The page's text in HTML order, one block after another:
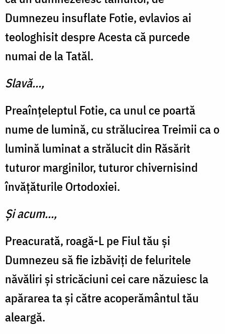
Dumnezeu insuflate Fotie, evlavios ai
teologhisit despre Acesta că purcede
numai de la Tatăl.
Slavă...,
Preaînțeleptul Fotie, ca unul ce poartă
nume de lumină, cu strălucirea Treimii ca o
lumină luminat a strălucit din Răsărit
tuturor marginilor, tuturor chivernisind
învățăturile Ortodoxiei.
Și acum...,
Preacurată, roagă-L pe Fiul tău și
Dumnezeu să fie izbăviți de feluritele
năvăliri și stricăciuni cei care năzuiesc la
apărarea ta și către acoperământul tău
aleargă.